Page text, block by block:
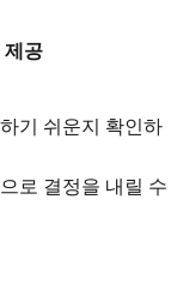
제공
기 쉬운지 확인하
로 결정을 내릴 수